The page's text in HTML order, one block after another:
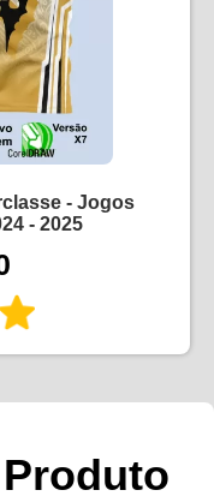
- Jogos
- 2025